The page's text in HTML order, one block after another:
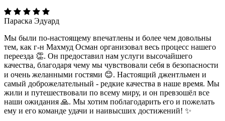
Параска Эдуард
Мы были по-настоящему впечатлены и более чем довольны
тем, как г-н Махмуд Осман организовал весь процесс нашего
переезда 👏. Он предоставил нам услуги высочайшего
качества, благодаря чему мы чувствовали себя в безопасности
и очень желанными гостями 😊. Настоящий джентльмен и
самый доброжелательный - редкие качества в наше время. Мы
жили и путешествовали по всему миру, и он превзошёл все
наши ожидания 🙏. Мы хотим поблагодарить его и пожелать
ему и его команде удачи и наивысших достижений! ✨️